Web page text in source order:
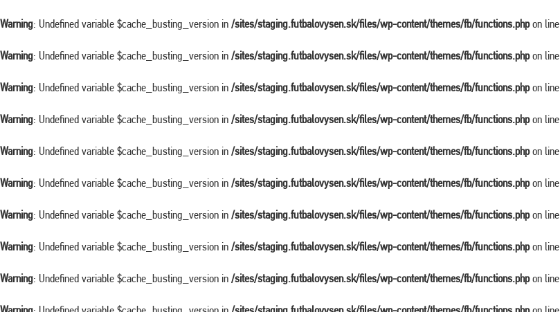
Warning: Undefined variable $cache_busting_version in /sites/staging.futbalovysen.sk/files/wp-content/themes/fb/functions.phpon line
Warning: Undefined variable $cache_busting_version in /sites/staging.futbalovysen.sk/files/wp-content/themes/fb/functions.phpon line
Warning: Undefined variable $cache_busting_version in /sites/staging.futbalovysen.sk/files/wp-content/themes/fb/functions.phpon line
Warning: Undefined variable $cache_busting_version in /sites/staging.futbalovysen.sk/files/wp-content/themes/fb/functions.phpon line
Warning: Undefined variable $cache_busting_version in /sites/staging.futbalovysen.sk/files/wp-content/themes/fb/functions.phpon line
Warning: Undefined variable $cache_busting_version in /sites/staging.futbalovysen.sk/files/wp-content/themes/fb/functions.phpon line
Warning: Undefined variable $cache_busting_version in /sites/staging.futbalovysen.sk/files/wp-content/themes/fb/functions.phpon line
Warning: Undefined variable $cache_busting_version in /sites/staging.futbalovysen.sk/files/wp-content/themes/fb/functions.phpon line
Warning: Undefined variable $cache_busting_version in /sites/staging.futbalovysen.sk/files/wp-content/themes/fb/functions.phpon line